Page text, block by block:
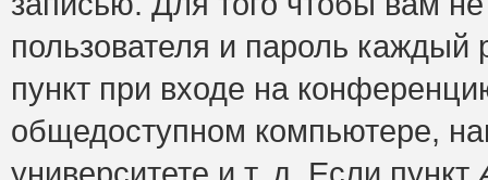
пользователя и пароль
пункт при входе на
общедоступном компьютере,